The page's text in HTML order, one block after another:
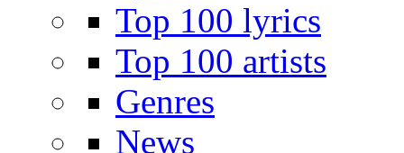
Top 100 lyrics
Top 100 artists
Genres
News